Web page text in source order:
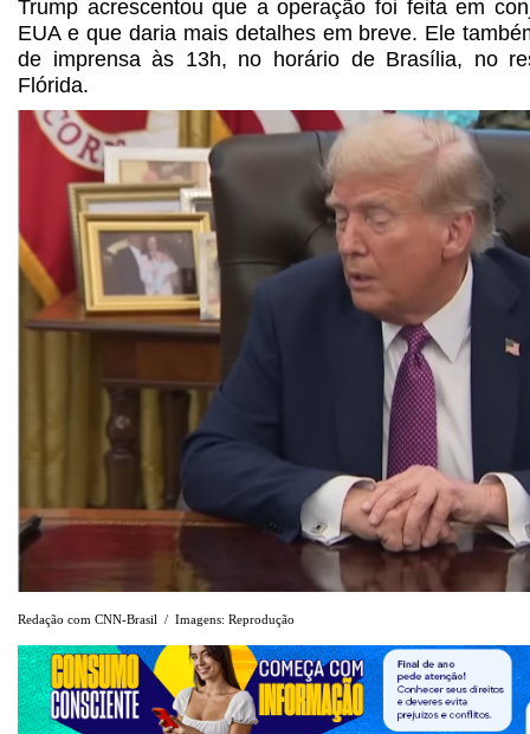
Trump acrescentou que a operação foi feita em
EUA e que daria mais detalhes em breve. Ele
de imprensa às 13h, no horário de Brasília, no
Flórida.
Redação com CNN-Brasil / Imagens: Reprodução